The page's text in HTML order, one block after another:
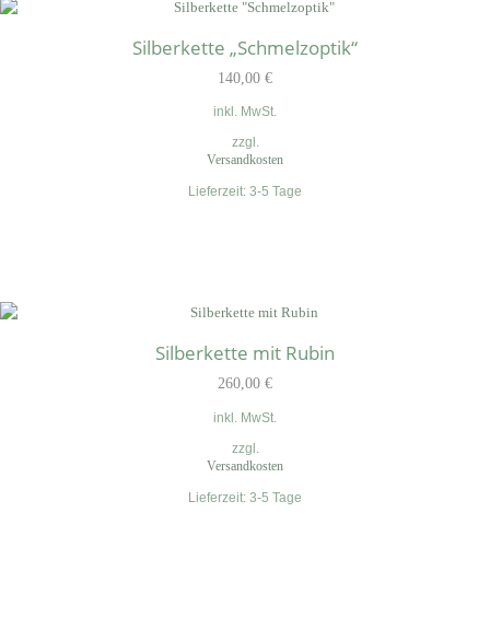
Silberkette „Schmelzoptik“
140,00 €
inkl. MwSt.
zzgl.
Versandkosten
Lieferzeit: 3-5 Tage
Silberkette mit Rubin
260,00 €
inkl. MwSt.
zzgl.
Versandkosten
Lieferzeit: 3-5 Tage